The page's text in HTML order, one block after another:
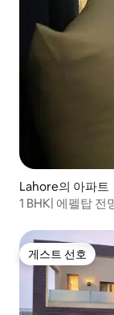
Lahore의 아파트
1 BHK| 에펠탑 전
게스트 선호
게스트 선호